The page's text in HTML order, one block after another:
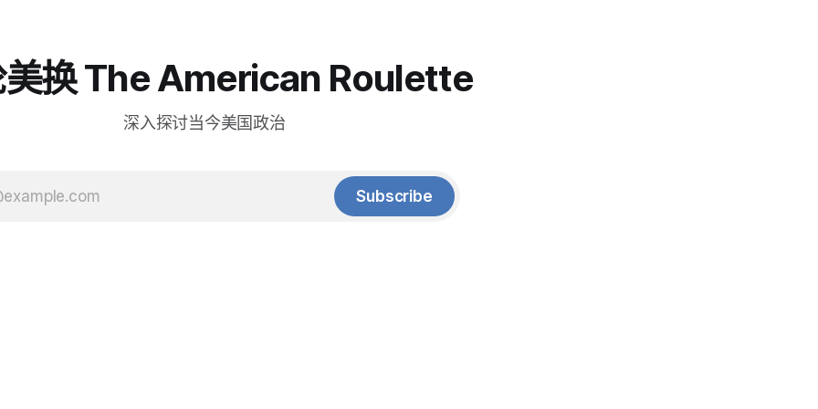
换 The American Roulette
深入探讨当今美国政治
Subscribe